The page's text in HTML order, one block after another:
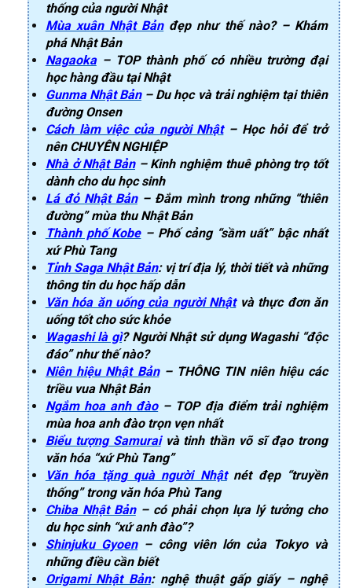
thống của người Nhật
Mùa xuân Nhật Bảnđẹp như thế nào? – Khám
phá Nhật Bản
Nagaoka– TOP thành phố có nhiều trường đại
học hàng đầu tại Nhật
Gunma Nhật Bản– Du học và trải nghiệm tại thiên
đường Onsen
Cách làm việc của người Nhật– Học hỏi để trở
nên CHUYÊN NGHIỆP
Nhà ở Nhật Bản– Kinh nghiệm thuê phòng trọ tốt
dành cho du học sinh
Lá đỏ Nhật Bản– Đắm mình trong những “thiên
đường” mùa thu Nhật Bản
Thành phố Kobe– Phố cảng “sầm uất” bậc nhất
xứ Phù Tang
Tỉnh Saga Nhật Bản: vị trí địa lý, thời tiết và những
thông tin du học hấp dẫn
Văn hóa ăn uống của người Nhậtvà thực đơn ăn
uống tốt cho sức khỏe
Wagashi là gì? Người Nhật sử dụng Wagashi “độc
đáo” như thế nào?
Niên hiệu Nhật Bản– THÔNG TIN niên hiệu các
triều vua Nhật Bản
Ngắm hoa anh đào– TOP địa điểm trải nghiệm
mùa hoa anh đào trọn vẹn nhất
Biểu tượng Samuraivà tinh thần võ sĩ đạo trong
văn hóa “xứ Phù Tang”
Văn hóa tặng quà người Nhậtnét đẹp “truyền
thống” trong văn hóa Phù Tang
Chiba Nhật Bản– có phải chọn lựa lý tưởng cho
du học sinh “xứ anh đào”?
Shinjuku Gyoen– công viên lớn của Tokyo và
những điều cần biết
Origami Nhật Bản: nghệ thuật gấp giấy – nghệ